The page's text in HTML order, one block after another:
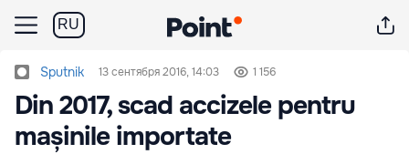
RU
Sputnik 13 сентября 2016, 14:03 1 156
Din 2017, scad accizele pentru
mașinile importate